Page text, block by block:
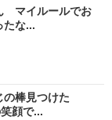
マイルールでお
たな...
棒見つけた
顔で...